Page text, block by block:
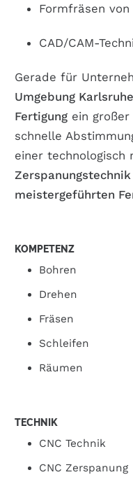
Formfräsen
CAD/CAM-
Gerade für
Umgebung Karlsruhe
Fertigung ein großer
schnelle
einer technologisch
meistergeführten
KOMPETENZ
Bohren
Drehen
Fräsen
Schleifen
Räumen
TECHNIK
CNC Technik
CNC Zerspanung